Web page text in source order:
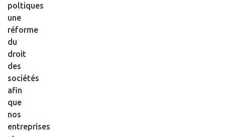
poltiques
une
réforme
du
droit
des
sociétés
afin
que
nos
entreprises